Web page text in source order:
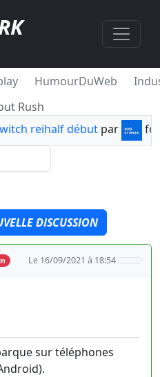
HumourDuWeb
Rush
reihalf début par
DISCUSSION
Le 16/09/2021 à 18:54
sur téléphones